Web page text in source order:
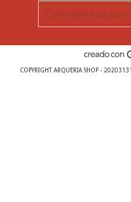
COPYRIGHT ARQUERIA SHOP -